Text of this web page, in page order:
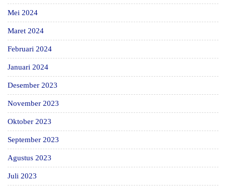
Mei 2024
Maret 2024
Februari 2024
Januari 2024
Desember 2023
November 2023
Oktober 2023
September 2023
Agustus 2023
Juli 2023